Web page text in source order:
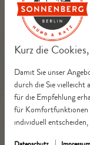
Kurz die
Damit Sie unser
durch die Sie vielleicht
für die Empfehlung
für Komfortfunktionen
individuell